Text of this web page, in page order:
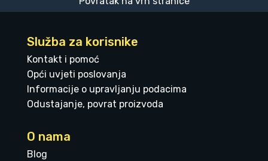
Služba za korisnike
Kontakt i pomoć
Opći uvjeti poslovanja
Informacije o upravljanju podacima
Odustajanje, povrat proizvoda
O nama
Blog